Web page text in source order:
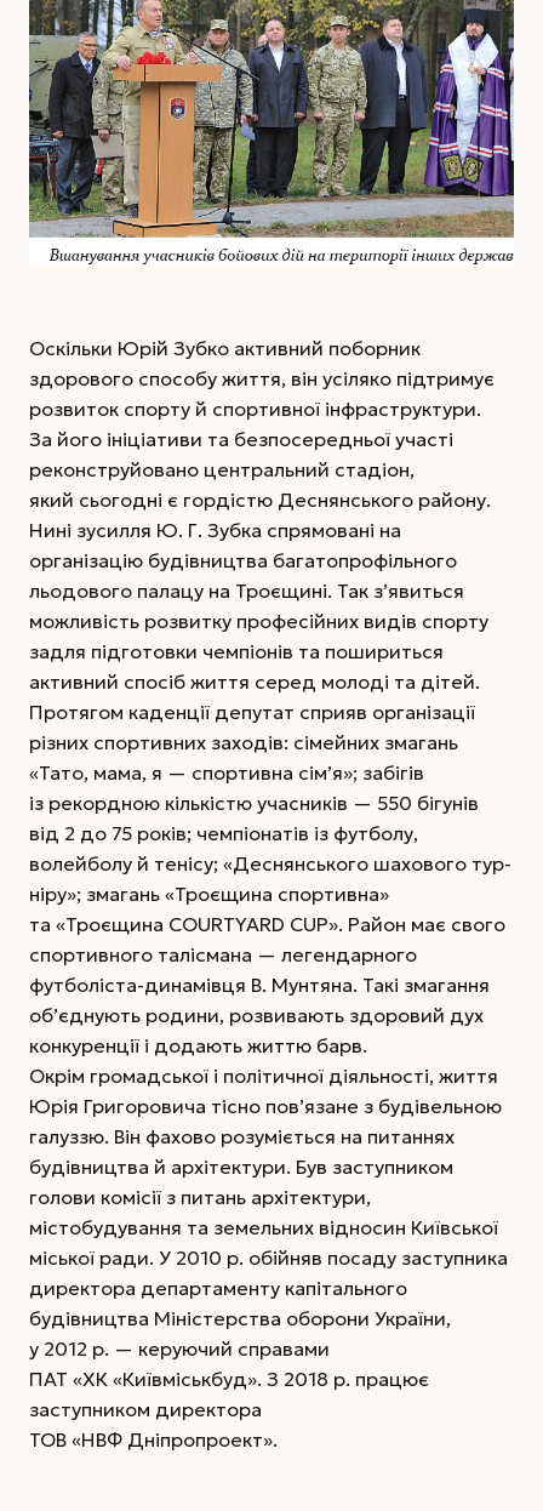
Оскільки Юрій Зубко активний поборник
здорового способу життя, він усіляко підтримує
розвиток спорту й спортивної інфраструктури.
За його ініціативи та безпосередньої участі
реконструйовано центральний стадіон,
який сьогодні є гордістю Деснянського району.
Нині зусилля Ю. Г. Зубка спрямовані на
організацію будівництва багатопрофільного
льодового палацу на Троєщині. Так з’явиться
можливість розвитку професійних видів спорту
задля підготовки чемпіонів та пошириться
активний спосіб життя серед молоді та дітей.
Протягом каденції депутат сприяв організації
різних спортивних заходів: сімейних змагань
«Тато, мама, я — спортивна сім’я»; забігів
із рекордною кількістю учасників — 550 бігунів
від 2 до 75 років; чемпіонатів із футболу,
волейболу й тенісу; «Деснянського шахового тур­
ніру»; змагань «Троєщина спортивна»
та «Троєщина COURTYARD CUP». Район має свого
спортивного талісмана — легендарного
футболіста-динамівця В. Мунтяна. Такі змагання
об’єднують родини, розвивають здоровий дух
конкуренції і додають життю барв.
Окрім громадської і політичної ді­яльності, життя
Юрія Григоровича тісно пов’язане з будівельною
галуз­зю. Він фахово розуміється на питаннях
будівницт­ва й архітектури. Був заступником
голови комісії з питань архітектури,
містобудування та земельних відносин Київської
міської ради. У 2010 р. обійняв посаду заступника
директора департаменту капітального
будівництва Міністерства оборони України,
у 2012 р. — керуючий справами
ПАТ «ХК «Київміськбуд». З 2018 р. працює
заступником директора
ТОВ «НВФ Дніпропроект».